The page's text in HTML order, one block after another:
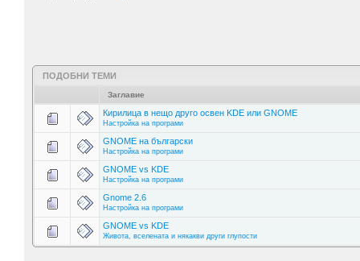
ПОДОБНИ ТЕМИ
Заглавие
Кирилица в нещо друго освен KDE или GNOME
Настройка на програми
GNOME на български
Настройка на програми
GNOME vs KDE
Настройка на програми
Gnome 2.6
Настройка на програми
GNOME vs KDE
Живота, вселената и някакви други глупости